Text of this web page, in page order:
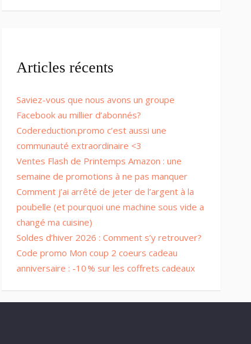
Articles récents
Saviez-vous que nous avons un groupe
Facebook au millier d’abonnés?
Codereduction.promo c’est aussi une
communauté extraordinaire <3
Ventes Flash de Printemps Amazon : une
semaine de promotions à ne pas manquer
Comment j’ai arrêté de jeter de l’argent à la
poubelle (et pourquoi une machine sous vide a
changé ma cuisine)
Soldes d’hiver 2026 : Comment s’y retrouver?
Code promo Mon coup 2 coeurs cadeau
anniversaire : -10 % sur les coffrets cadeaux